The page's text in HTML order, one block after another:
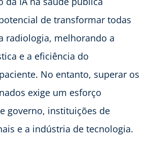
de transformar todas
radiologia, melhorando a
e a eficiência do
No entanto, superar os
exige um esforço
governo, instituições de
e a indústria de tecnologia.